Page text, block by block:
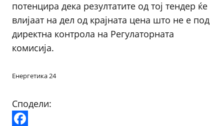
потенцира дека резултатите од тој тендер ќе
влијаат на дел од крајната цена што не е под
директна контрола на Регулаторната
комисија.
Енергетика 24
Сподели: